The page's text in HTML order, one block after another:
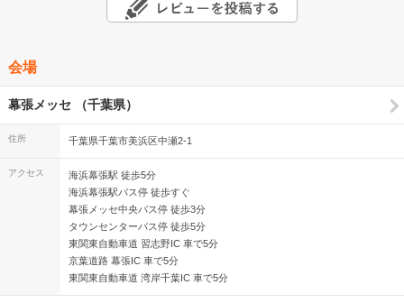
会場
幕張メッセ （千葉県）
住所 千葉県千葉市美浜区中瀬2-1
アクセス
海浜幕張駅 徒歩5分
海浜幕張駅バス停 徒歩すぐ
幕張メッセ中央バス停 徒歩3分
タウンセンターバス停 徒歩5分
東関東自動車道 習志野IC 車で5分
京葉道路 幕張IC 車で5分
東関東自動車道 湾岸千葉IC 車で5分